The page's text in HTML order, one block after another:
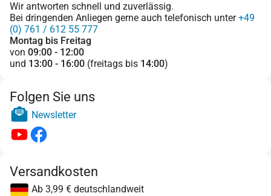
Wir antworten schnell und zuverlässig.
Bei dringenden Anliegen gerne auch telefonisch unter+49
(0) 761 / 612 55 777
Montag bis Freitag
von 09:00 - 12:00
und 13:00 - 16:00 (freitags bis 14:00)
Folgen Sie uns
Newsletter
Versandkosten
Ab 3,99 € deutschlandweit